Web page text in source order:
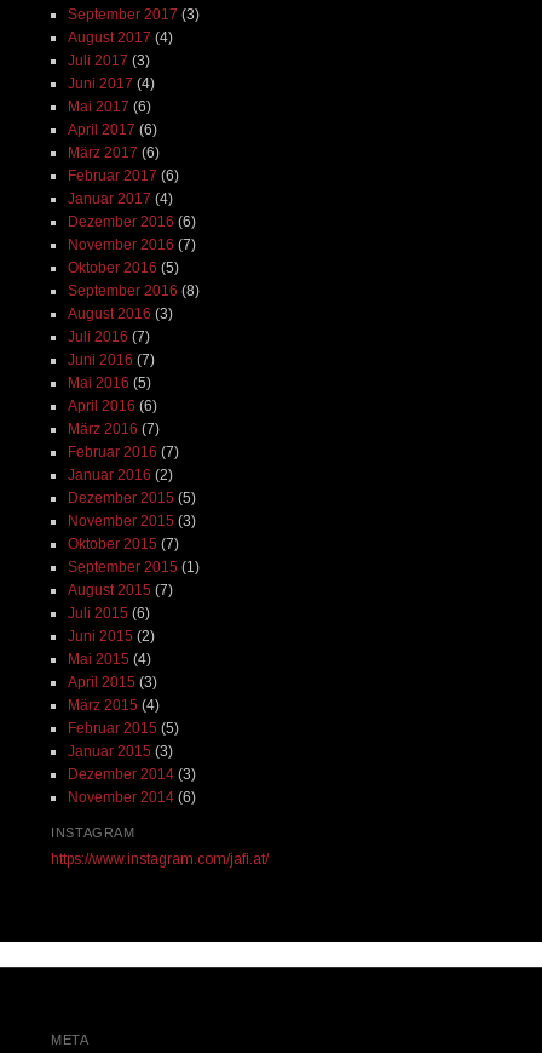
September 2017 (3)
August 2017 (4)
Juli 2017 (3)
Juni 2017 (4)
Mai 2017 (6)
April 2017 (6)
März 2017 (6)
Februar 2017 (6)
Januar 2017 (4)
Dezember 2016 (6)
November 2016 (7)
Oktober 2016 (5)
September 2016 (8)
August 2016 (3)
Juli 2016 (7)
Juni 2016 (7)
Mai 2016 (5)
April 2016 (6)
März 2016 (7)
Februar 2016 (7)
Januar 2016 (2)
Dezember 2015 (5)
November 2015 (3)
Oktober 2015 (7)
September 2015 (1)
August 2015 (7)
Juli 2015 (6)
Juni 2015 (2)
Mai 2015 (4)
April 2015 (3)
März 2015 (4)
Februar 2015 (5)
Januar 2015 (3)
Dezember 2014(3)
November 2014(6)
INSTAGRAM
https://www.instagram.com/jafi.at/
META